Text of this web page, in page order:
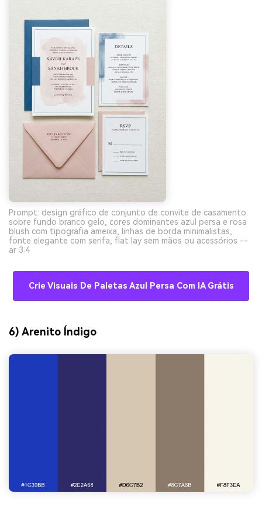
Prompt: design gráfico de conjunto de convite de casamento
sobre fundo branco gelo, cores dominantes azul persa e rosa
blush com tipografia ameixa, linhas de borda minimalistas,
fonte elegante com serifa, flat lay sem mãos ou acessórios --
ar 3:4
Crie Visuais De Paletas Azul Persa Com IA Grátis
6) Arenito Índigo